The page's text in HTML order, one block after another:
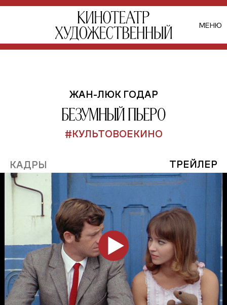
МЕНЮ
ЖАН-ЛЮК ГОДАР
Безумный Пьеро
#КУЛЬТОВОЕКИНО
КАДРЫ ТРЕЙЛЕР